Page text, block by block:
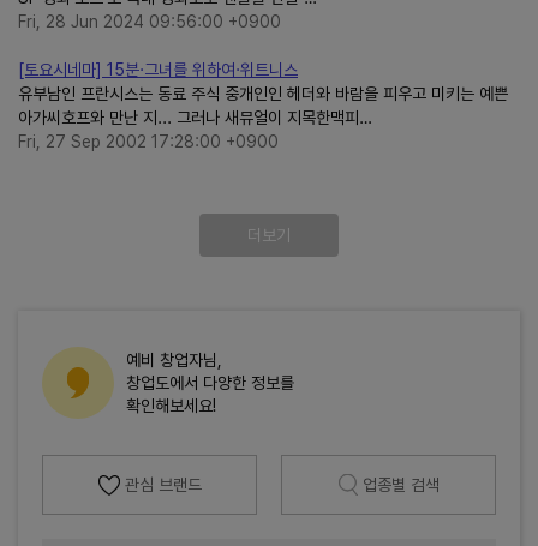
Fri, 28 Jun 2024 09:56:00 +0900
[토요시네마] 15분·그녀를 위하여·위트니스
유부남인 프란시스는 동료 주식 중개인인 헤더와 바람을 피우고 미키는 예쁜
아가씨호프와 만난 지... 그러나 새뮤얼이 지목한맥피…
Fri, 27 Sep 2002 17:28:00 +0900
더보기
예비 창업자님,
창업도에서 다양한 정보를
확인해보세요!
관심 브랜드 업종별 검색